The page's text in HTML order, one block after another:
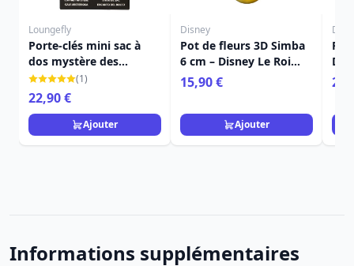
Loungefly
Porte-clés mini sac à
dos mystère des
méchants - Disney
Loungefly
(1)
22,90 €
Ajouter
Disney
Pot de fleurs 3D Simba
6 cm – Disney Le Roi
Lion
15,90 €
Ajouter
Informations supplémentaires